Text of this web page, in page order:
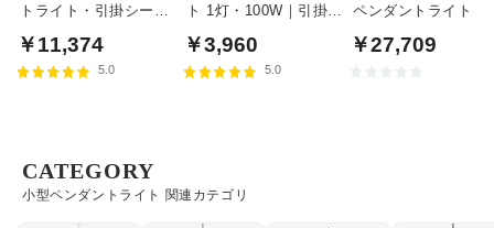
トライト・引掛シーリ
￥11,374
5.0
ト 1灯・100W｜引掛シ
￥3,960
5.0
ペンダントライト｜
￥27,709
小型ペンダントライト 関連カテゴリ
CATEGORY